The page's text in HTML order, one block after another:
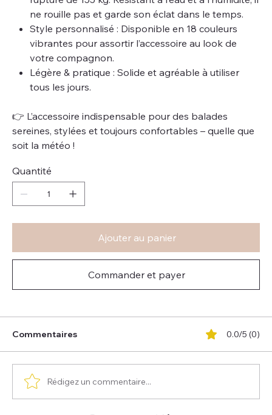
ne rouille pas et garde son éclat dans le temps.
Style personnalisé : Disponible en 18 couleurs
vibrantes pour assortir l’accessoire au look de
votre compagnon.
Légère & pratique : Solide et agréable à utiliser
tous les jours.
👉 L’accessoire indispensable pour des balades
sereines, stylées et toujours confortables – quelle que
soit la météo !
Quantité
Ajouter au panier
Commander et payer
Commentaires 0.0/5 (0)
Rédigez un commentaire...